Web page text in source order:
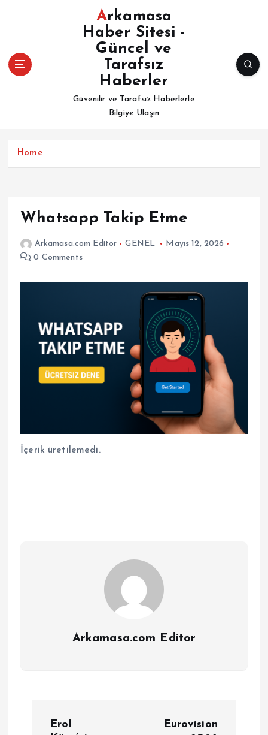
l
Arkamasa
Haber Sitesi -
Güncel ve
Tarafsız
Haberler
Güvenilir ve Tarafsız Haberlerle
Bilgiye Ulaşın
Home
Whatsapp Takip Etme
Arkamasa.com Editor GENEL
Mayıs 12, 2026
0 Comments
İçerik üretilemedi.
Arkamasa.com Editor
Erol
Eurovision